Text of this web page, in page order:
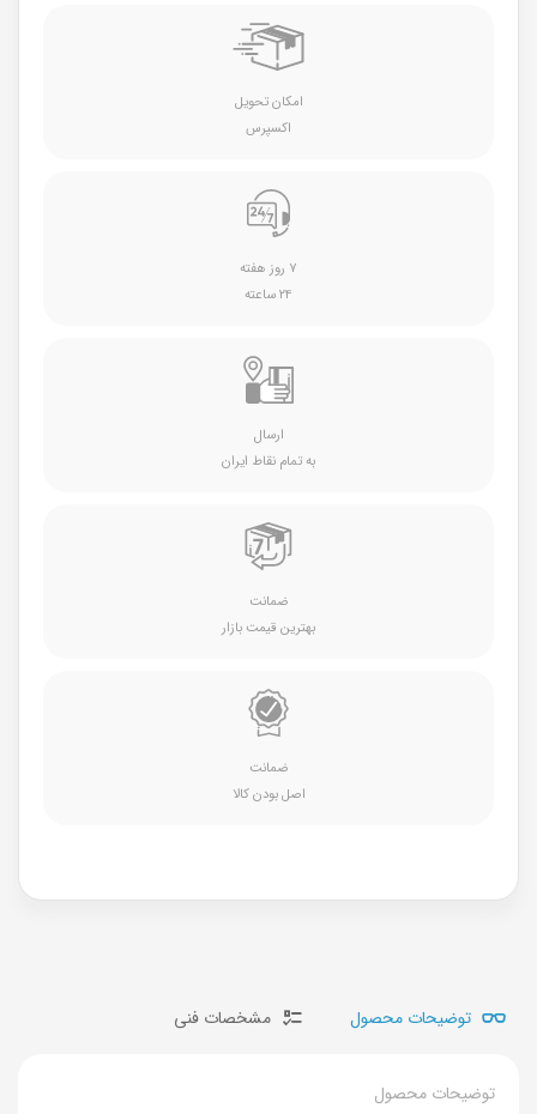
امکان تحویل
اکسپرس
۷ روز هفته
۲۴ ساعته
ارسال
به تمام نقاط ایران
ضمانت
بهترین قیمت بازار
ضمانت
اصل بودن کالا
توضیحات محصول مشخصات فنی
توضیحات محصول